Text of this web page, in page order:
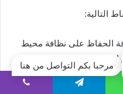
مرحبا بكم التواصل من هنا
التالية:
الحفاظ على نظافة محيط
المخلفات البلاستيكية